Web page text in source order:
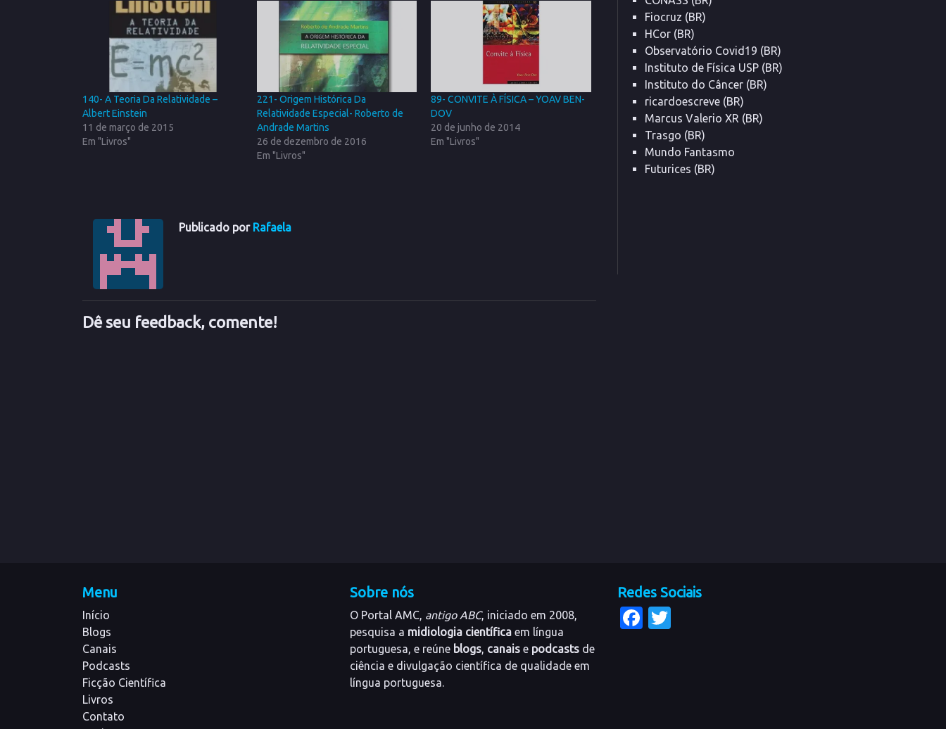
140- A Teoria Da Relatividade –
Albert Einstein
11 de março de 2015
Em "Livros"
221- Origem Histórica Da
Relatividade Especial- Roberto de
Andrade Martins
26 de dezembro de 2016
Em "Livros"
89- CONVITE À FÍSICA – YOAV BEN-
DOV
20 de junho de 2014
Em "Livros"
Publicado por Rafaela
Dê seu feedback, comente!
Fiocruz (BR)
HCor (BR)
Observatório Covid19 (BR)
Instituto de Física USP (BR)
Instituto do Câncer (BR)
ricardoescreve (BR)
Marcus Valerio XR (BR)
Trasgo (BR)
Mundo Fantasmo
Futurices (BR)
Menu
Início
Blogs
Canais
Podcasts
Ficção Científica
Livros
Contato
Sobre nós
O Portal AMC, antigo ABC, iniciado em 2008,
pesquisa a midiologia científica em língua
portuguesa, e reúne blogs, canais e podcasts de
ciência e divulgação científica de qualidade em
língua portuguesa.
Redes Sociais
Facebook